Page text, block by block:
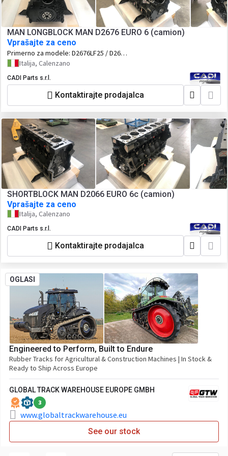
D2066LUH56 / D2066 LUH56
MAN LONGBLOCK MAN D2676 EURO 6 (camion)
Vprašajte za ceno
Primerno za modele: D2676LF25 / D2676
LF25 / D2676LF26 / D2676 LF26 /
D2676 LF46 / D2676LF47 / D2676 LF47 /
D2676LF48 / D2676 LF48 / D2676LF49 /
D2676 LF49 / D2676LF50 / D2676 LF50
Italija, Calenzano
CADI Parts s.r.l.
Kontaktirajte prodajalca
SHORTBLOCK MAN D2066 EURO 6c (camion)
Vprašajte za ceno
Italija, Calenzano
CADI Parts s.r.l.
Kontaktirajte prodajalca
OGLASI
Engineered to Perform, Built to Endure
Rubber Tracks for Agricultural & Construction Machines | In Stock &
Ready to Ship Across Europe
GLOBAL TRACK WAREHOUSE EUROPE GMBH
3
www.globaltrackwarehouse.eu
See our stock